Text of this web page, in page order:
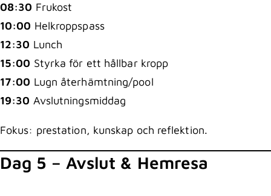
08:30 Frukost
10:00 Helkroppspass
12:30 Lunch
15:00 Styrka för ett hållbar kropp
17:00 Lugn återhämtning/pool
19:30 Avslutningsmiddag
Fokus: prestation, kunskap och reflektion.
Dag 5 – Avslut & Hemresa